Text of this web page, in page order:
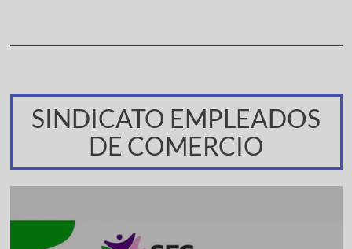
SINDICATO EMPLEADOS
DE COMERCIO